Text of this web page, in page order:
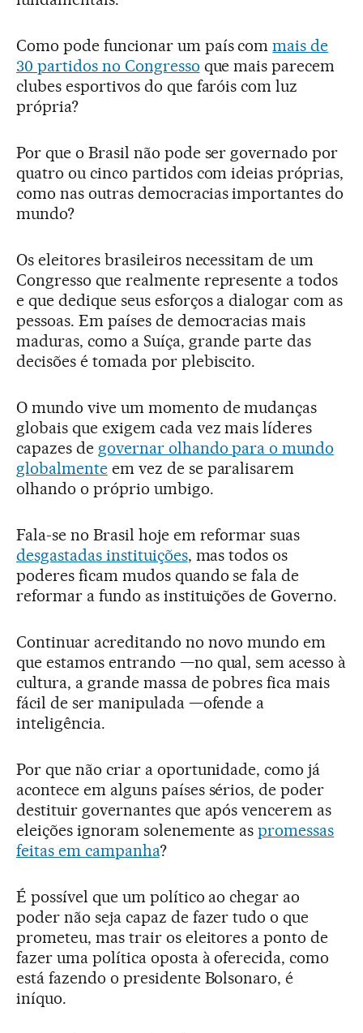
Como pode funcionar um país commais de
30 partidos no Congresso que mais parecem
clubes esportivos do que faróis com luz
própria?
Por que o Brasil não pode ser governado por
quatro ou cinco partidos com ideias próprias,
como nas outras democracias importantes do
mundo?
Os eleitores brasileiros necessitam de um
Congresso que realmente represente a todos
e que dedique seus esforços a dialogar com as
pessoas. Em países de democracias mais
maduras, como a Suíça, grande parte das
decisões é tomada por plebiscito.
O mundo vive um momento de mudanças
globais que exigem cada vez mais líderes
capazes de governar olhando para o mundo
globalmenteem vez de se paralisarem
olhando o próprio umbigo.
Fala-se no Brasil hoje em reformar suas
desgastadas instituições, mas todos os
poderes ficam mudos quando se fala de
reformar a fundo as instituições de Governo.
Continuar acreditando no novo mundo em
que estamos entrando —no qual, sem acesso à
cultura, a grande massa de pobres fica mais
fácil de ser manipulada —ofende a
inteligência.
Por que não criar a oportunidade, como já
acontece em alguns países sérios, de poder
destituir governantes que após vencerem as
eleições ignoram solenemente aspromessas
feitas em campanha?
É possível que um político ao chegar ao
poder não seja capaz de fazer tudo o que
prometeu, mas trair os eleitores a ponto de
fazer uma política oposta à oferecida, como
está fazendo o presidente Bolsonaro, é
iníquo.